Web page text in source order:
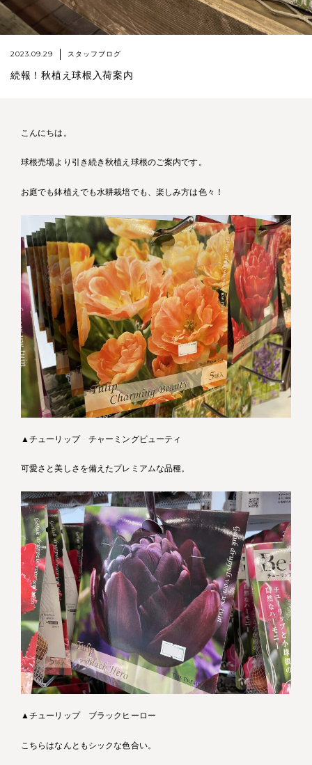
2023.09.29 スタッフブログ
続報！秋植え球根入荷案内
こんにちは。
球根売場より引き続き秋植え球根のご案内です。
お庭でも鉢植えでも水耕栽培でも、楽しみ方は色々！
▲チューリップ チャーミングビューティ
可愛さと美しさを備えたプレミアムな品種。
▲チューリップ ブラックヒーロー
こちらはなんともシックな色合い。